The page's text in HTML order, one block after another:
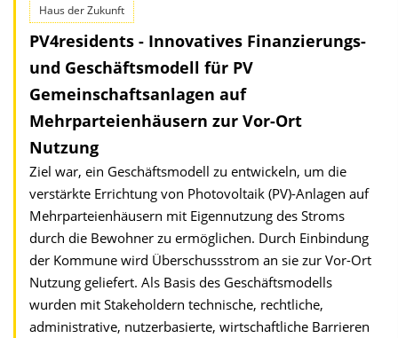
Haus der Zukunft
PV4residents - Innovatives Finanzierungs-
und Geschäftsmodell für PV
Gemeinschaftsanlagen auf
Mehrparteienhäusern zur Vor-Ort
Nutzung
Ziel war, ein Geschäftsmodell zu entwickeln, um die
verstärkte Errichtung von Photovoltaik (PV)-Anlagen auf
Mehrparteienhäusern mit Eigennutzung des Stroms
durch die Bewohner zu ermöglichen. Durch Einbindung
der Kommune wird Überschussstrom an sie zur Vor-Ort
Nutzung geliefert. Als Basis des Geschäftsmodells
wurden mit Stakeholdern technische, rechtliche,
administrative, nutzerbasierte, wirtschaftliche Barrieren